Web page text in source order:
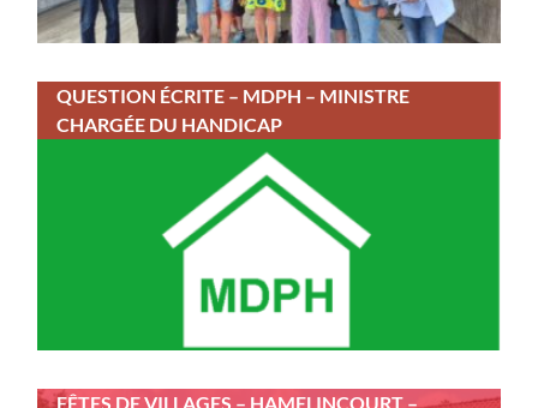
QUESTION ÉCRITE – MDPH – MINISTRE
CHARGÉE DU HANDICAP
FÊTES DE VILLAGES – HAMELINCOURT –